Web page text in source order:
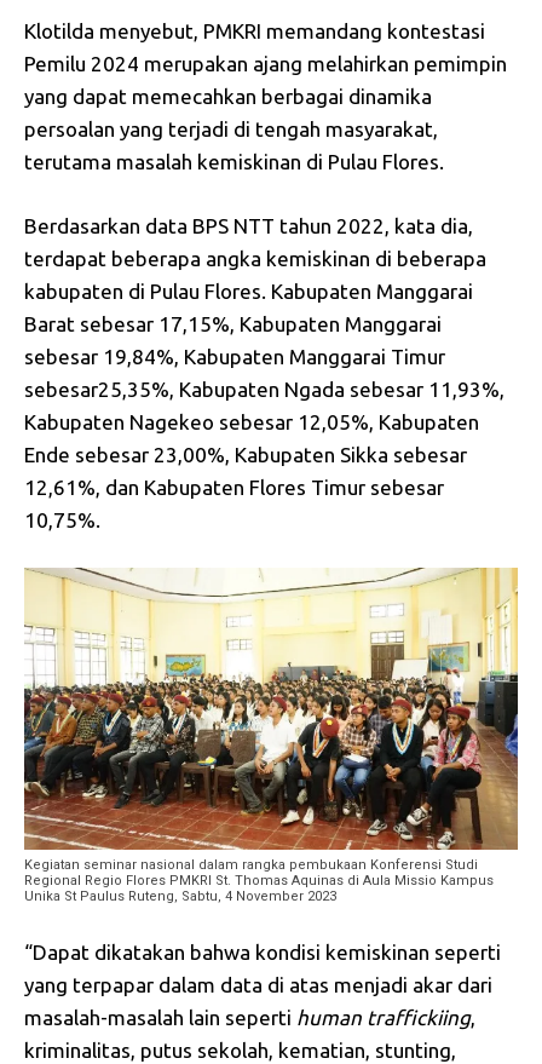
Klotilda menyebut, PMKRI memandang kontestasi
Pemilu 2024 merupakan ajang melahirkan pemimpin
yang dapat memecahkan berbagai dinamika
persoalan yang terjadi di tengah masyarakat,
terutama masalah kemiskinan di Pulau Flores.
Berdasarkan data BPS NTT tahun 2022, kata dia,
terdapat beberapa angka kemiskinan di beberapa
kabupaten di Pulau Flores. Kabupaten Manggarai
Barat sebesar 17,15%, Kabupaten Manggarai
sebesar 19,84%, Kabupaten Manggarai Timur
sebesar25,35%, Kabupaten Ngada sebesar 11,93%,
Kabupaten Nagekeo sebesar 12,05%, Kabupaten
Ende sebesar 23,00%, Kabupaten Sikka sebesar
12,61%, dan Kabupaten Flores Timur sebesar
10,75%.
Kegiatan seminar nasional dalam rangka pembukaan Konferensi Studi
Regional Regio Flores PMKRI St. Thomas Aquinas di Aula Missio Kampus
Unika St Paulus Ruteng, Sabtu, 4 November 2023
“Dapat dikatakan bahwa kondisi kemiskinan seperti
yang terpapar dalam data di atas menjadi akar dari
masalah-masalah lain seperti human traffickiing,
kriminalitas, putus sekolah, kematian, stunting,